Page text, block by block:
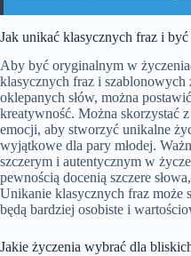
Jak unikać klasycznych fraz i
Aby być oryginalnym w
klasycznych fraz i
oklepanych słów, można
kreatywność. Można skorzystać
emocji, aby stworzyć unikalne
wyjątkowe dla pary młodej.
szczerym i autentycznym w
pewnością docenią szczere
Unikanie klasycznych fraz może
będą bardziej osobiste i
Jakie życzenia wybrać dla